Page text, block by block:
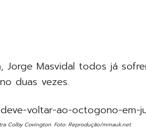
Jorge Masvidal todos já
duas vezes.
Colby Covington. Foto: Reprodução/mmauk.net